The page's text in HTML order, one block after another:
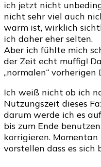
ich jetzt nicht
nicht sehr viel auch
warm ist, wirklich
ich daher eher selten.
Aber ich fühlte mich
der Zeit echt muffig!
„normalen“ vorherigen
Ich weiß nicht ob ich
Nutzungszeit dieses
darum werde ich es
bis zum Ende
korrigieren.
vorstellen dass es sich